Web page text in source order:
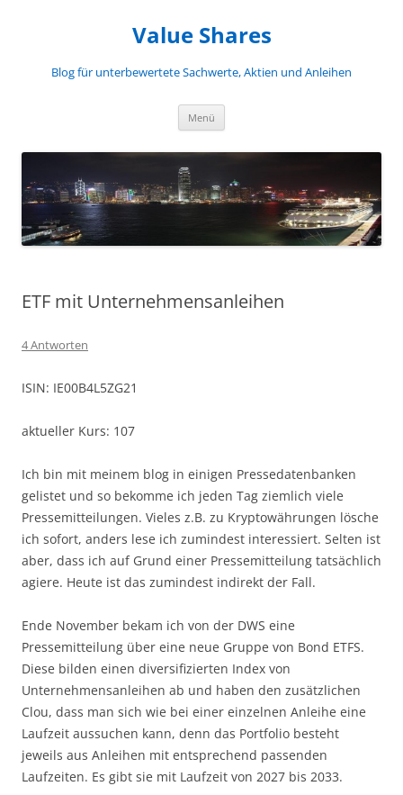
Value Shares
Blog für unterbewertete Sachwerte, Aktien und Anleihen
Menü
ETF mit Unternehmensanleihen
4 Antworten
ISIN: IE00B4L5ZG21
aktueller Kurs: 107
Ich bin mit meinem blog in einigen Pressedatenbanken
gelistet und so bekomme ich jeden Tag ziemlich viele
Pressemitteilungen. Vieles z.B. zu Kryptowährungen lösche
ich sofort, anders lese ich zumindest interessiert. Selten ist
aber, dass ich auf Grund einer Pressemitteilung tatsächlich
agiere. Heute ist das zumindest indirekt der Fall.
Ende November bekam ich von der DWS eine
Pressemitteilung über eine neue Gruppe von Bond ETFS.
Diese bilden einen diversifizierten Index von
Unternehmensanleihen ab und haben den zusätzlichen
Clou, dass man sich wie bei einer einzelnen Anleihe eine
Laufzeit aussuchen kann, denn das Portfolio besteht
jeweils aus Anleihen mit entsprechend passenden
Laufzeiten. Es gibt sie mit Laufzeit von 2027 bis 2033.